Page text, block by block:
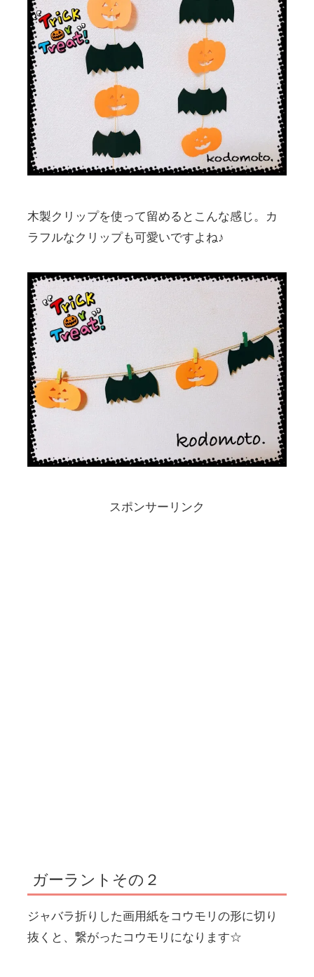
木製クリップを使って留めるとこんな感じ。カ
ラフルなクリップも可愛いですよね♪
スポンサーリンク
ガーラントその２
ジャバラ折りした画用紙をコウモリの形に切り
抜くと、繋がったコウモリになります☆